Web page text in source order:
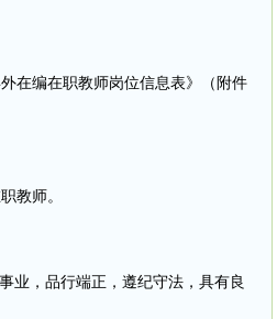
在编在职教师岗位信息表》（附件
教师。​
业，品行端正，遵纪守法，具有良